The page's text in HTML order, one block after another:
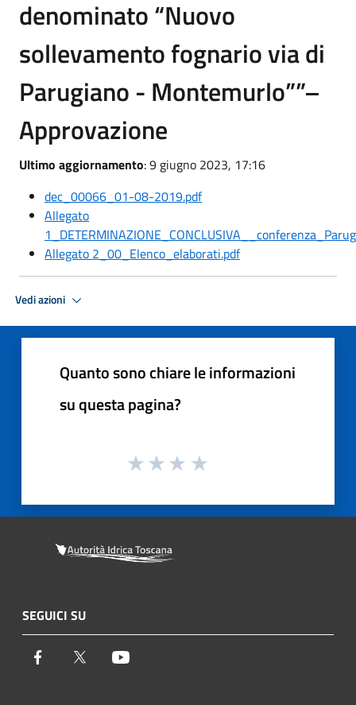
denominato “Nuovo
sollevamento fognario via di
Parugiano - Montemurlo””–
Approvazione
Ultimo aggiornamento: 9 giugno 2023, 17:16
dec_00066_01-08-2019.pdf
Allegato
Allegato 2_00_Elenco_elaborati.pdf
Vedi azioni
Quanto sono chiare le informazioni
su questa pagina?
SEGUICI SU
Facebook Twitter